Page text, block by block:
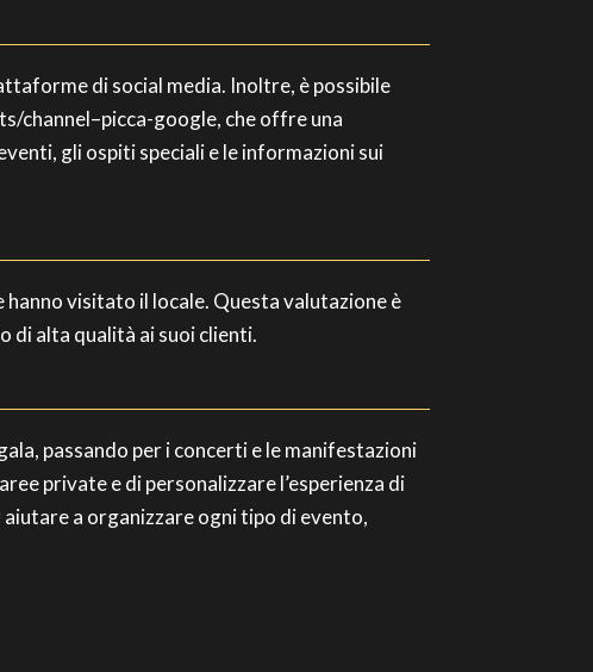
di social media. Inoltre, è possibile
channel–picca-google, che offre una
gli ospiti speciali e le informazioni sui
hanno visitato il locale. Questa valutazione è
di alta qualità ai suoi clienti.
passando per i concerti e le manifestazioni
private e di personalizzare l’esperienza di
a organizzare ogni tipo di evento,